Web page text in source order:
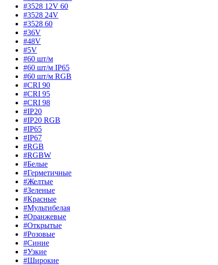
#3528 12V 60
#3528 24V
#3528 60
#36V
#48V
#5V
#60 шт/м
#60 шт/м IP65
#60 шт/м RGB
#CRI 90
#CRI 95
#CRI 98
#IP20
#IP20 RGB
#IP65
#IP67
#RGB
#RGBW
#Белые
#Герметичные
#Желтые
#Зеленые
#Красные
#Мультибелая
#Оранжевые
#Открытые
#Розовые
#Синие
#Узкие
#Широкие